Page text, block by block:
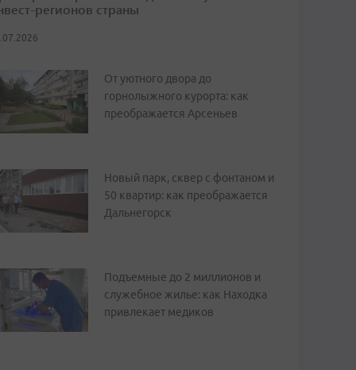
регионов страны
От уютного двора до
горнолыжного курорта: как
преображается Арсеньев
Новый парк, сквер с фонтаном и
50 квартир: как преображается
Дальнегорск
Подъемные до 2 миллионов и
служебное жилье: как Находка
привлекает медиков